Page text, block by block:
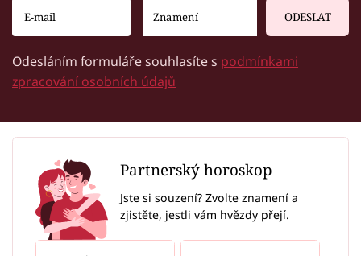
ODESLAT
Odesláním formuláře souhlasíte s podmínkami
zpracování osobních údajů
Partnerský horoskop
Jste si souzení? Zvolte znamení a
zjistěte, jestli vám hvězdy přejí.